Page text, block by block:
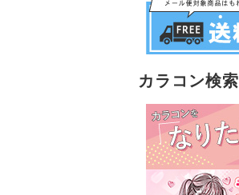
カラコン検索